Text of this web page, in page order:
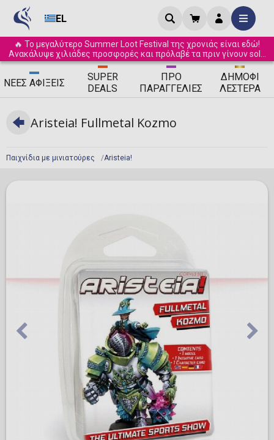
EL
🔥 Το μεγαλύτερο Summer Loot Festival της χρονιάς είναι εδώ!
Ανακάλυψε χιλιάδες προσφορές και πρόλαβέ τα πριν γίνουν sold
out! ☀️
ΝΈΕΣ ΑΦΊΞΕΙΣ
SUPER
DEALS
ΠΡΟ
ΠΑΡΑΓΓΕΛΊΕΣ
ΔΗΜΟΦΙ
ΛΈΣΤΕΡΑ
Παιχνίδια με μινιατούρες Aristeia!
Aristeia! Fullmetal Kozmo